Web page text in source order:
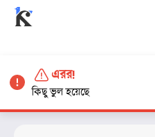
এরর!
কিছু ভুল হয়েছে